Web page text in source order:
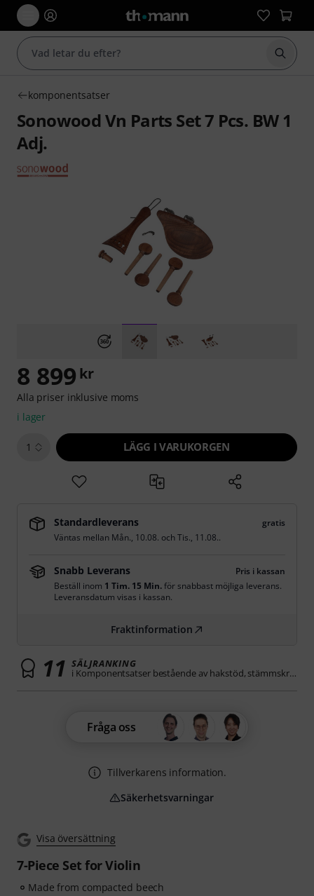
Börja
komponentsatser
Sonowood Vn Parts Set 7 Pcs. BW 1
Adj.
Visa översättning
7-Piece Set for Violin
Made from compacted beech
8 899 kr
Alla priser inklusive moms
i lager
1 LÄGG I VARUKORGEN
Standardleverans
gratis
Väntas mellan Mån., 10.08. ochTis., 11.08..
Snabb Leverans
Pris i kassan
Beställ inom 1 Tim. 15 Min.för snabbast möjliga leverans.
Leveransdatum visas i kassan.
Fraktinformation
11 SÄLJRANKING
i Komponentsatser bestående av hakstöd, stämmskruvar etc
Fråga oss
Tillverkarens information.
Säkerhetsvarningar